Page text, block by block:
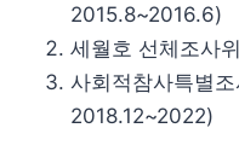
2015.8~2016.6)
세월호 선체조사
사회적참사특별
2018.12~2022)